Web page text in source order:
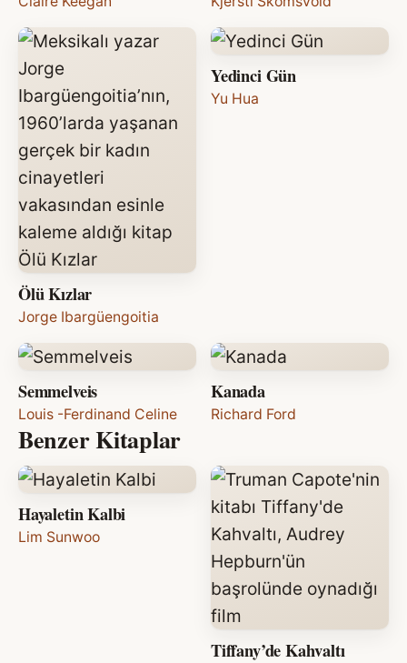
Ölü Kızlar
Jorge Ibargüengoitia
Yedinci Gün
Yu Hua
Semmelveis
Louis -Ferdinand Celine
Kanada
Richard Ford
Benzer Kitaplar
Hayaletin Kalbi
Lim Sunwoo
Tiffany’de Kahvaltı